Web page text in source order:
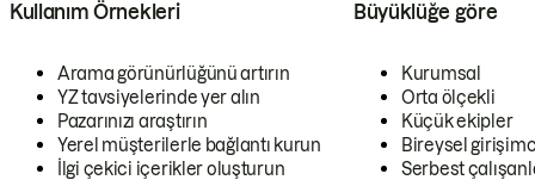
Kullanım Örnekleri
Arama görünürlüğünü artırın
YZ tavsiyelerinde yer alın
Pazarınızı araştırın
Yerel müşterilerle bağlantı kurun
İlgi çekici içerikler oluşturun
Büyüklüğe göre
Kurumsal
Orta ölçekli
Küçük ekipler
Bireysel
Serbest